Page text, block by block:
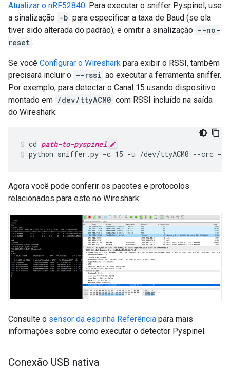
Atualizar o nRF52840. Para executar o sniffer Pyspinel, use
a sinalização -b para especificar a taxa de Baud (se ela
tiver sido alterada do padrão); e omitir a sinalização --no-
reset .
Se você Configurar o Wireshark para exibir o RSSI, também
precisará incluir o --rssi ao executar a ferramenta sniffer.
Por exemplo, para detectar o Canal 15 usando dispositivo
montado em /dev/ttyACM0 com RSSI incluído na saída
do Wireshark:
cd path-to-pyspinel
python sniffer.py -c 15 -u /dev/ttyACM0 --crc
Agora você pode conferir os pacotes e protocolos
relacionados para este no Wireshark:
Consulte o sensor da espinha Referência para mais
informações sobre como executar o detector Pyspinel.
Conexão USB nativa